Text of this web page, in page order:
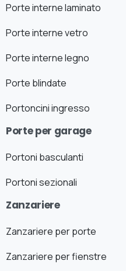
Porte interne laminato
Porte interne vetro
Porte interne legno
Porte blindate
Portoncini ingresso
Porte per garage
Portoni basculanti
Portoni sezionali
Zanzariere
Zanzariere per porte
Zanzariere per fienstre